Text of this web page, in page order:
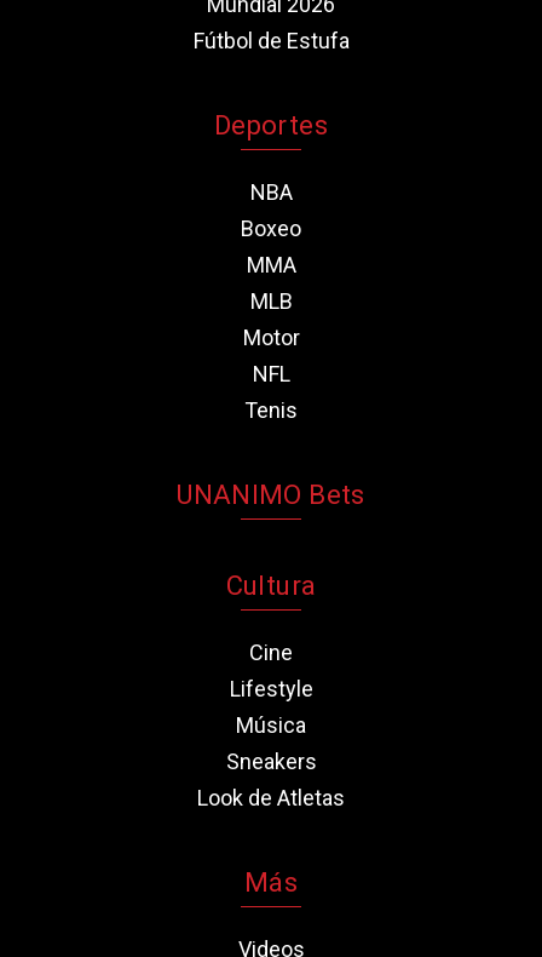
Fútbol de Estufa
Deportes
NBA
Boxeo
MMA
MLB
Motor
NFL
Tenis
UNANIMO Bets
Cultura
Cine
Lifestyle
Música
Sneakers
Look de Atletas
Más
Videos